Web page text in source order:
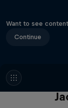
Want to see
Continue
The